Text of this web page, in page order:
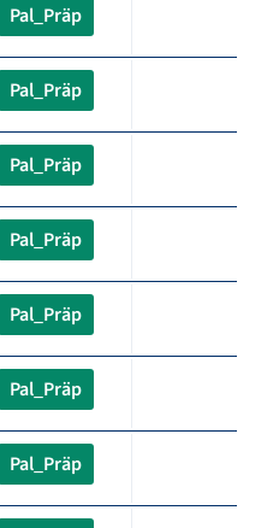
Pal_Präp
Pal_Präp
Pal_Präp
Pal_Präp
Pal_Präp
Pal_Präp
Pal_Präp